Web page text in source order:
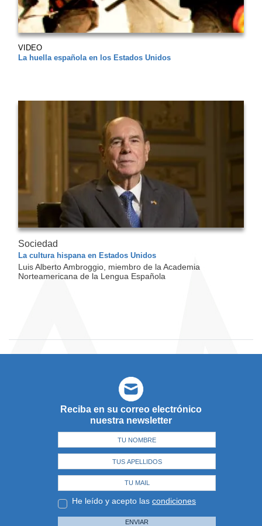
VIDEO
La huella española en los Estados Unidos
Sociedad
La cultura hispana en Estados Unidos
Luis Alberto Ambroggio, miembro de la Academia
Norteamericana de la Lengua Española
Reciba en su correo electrónico
nuestra newsletter
He leído y acepto las condiciones
ENVIAR